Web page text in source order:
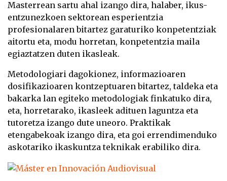
Masterrean sartu ahal izango dira, halaber, ikus-
entzunezkoen sektorean esperientzia
profesionalaren bitartez garaturiko konpetentziak
aitortu eta, modu horretan, konpetentzia maila
egiaztatzen duten ikasleak.
Metodologiari dagokionez, informazioaren
dosifikazioaren kontzeptuaren bitartez, taldeka eta
bakarka lan egiteko metodologiak finkatuko dira,
eta, horretarako, ikasleek adituen laguntza eta
tutoretza izango dute uneoro. Praktikak
etengabekoak izango dira, eta goi errendimenduko
askotariko ikaskuntza teknikak erabiliko dira.